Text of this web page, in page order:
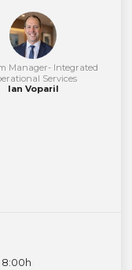
Manager- Integrated
Services
Ian Voparil
8:00h